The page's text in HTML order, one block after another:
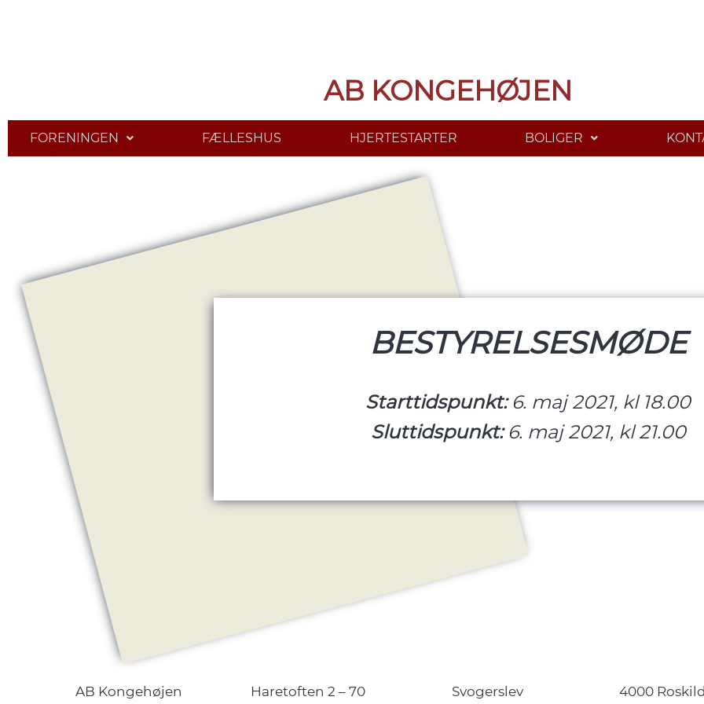
AB KONGEHØJEN
FORENINGEN FÆLLESHUS HJERTESTARTER BOLIGER
BESTYRELSESMØDE
Starttidspunkt:6. maj 2021, kl 18.00
Sluttidspunkt:6. maj 2021, kl 21.00
AB Kongehøjen Haretoften 2 – 70 Svogerslev 4000